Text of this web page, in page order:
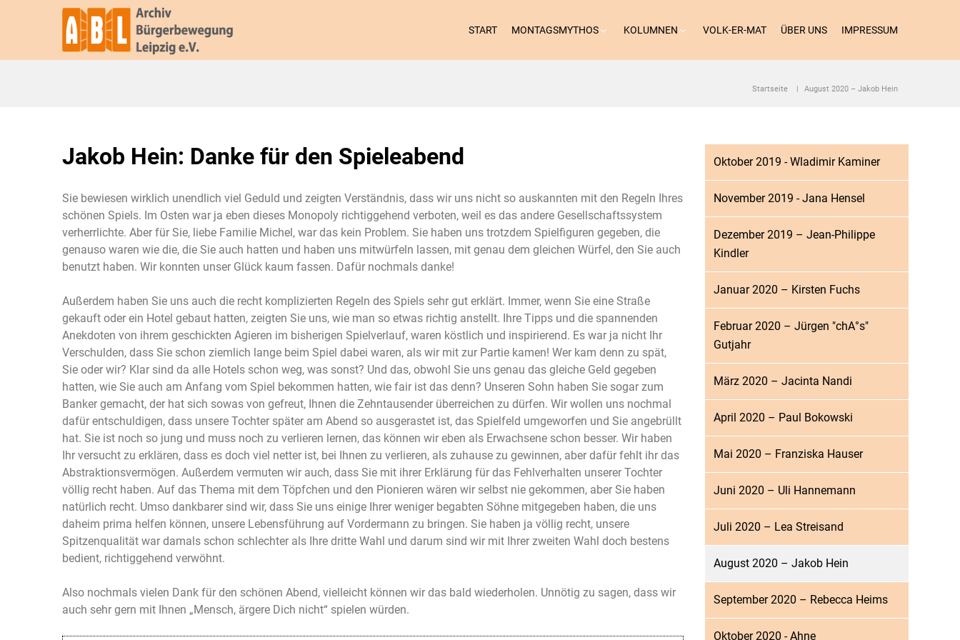
START MONTAGSMYTHOS KOLUMNEN VOLK-ER-MAT ÜBER UNS IMPRESSUM
Startseite August 2020 – Jakob Hein
Jakob Hein: Danke für den Spieleabend
Sie bewiesen wirklich unendlich viel Geduld und zeigten Verständnis, dass wir uns nicht so auskannten mit den Regeln Ihres
schönen Spiels. Im Osten war ja eben dieses Monopoly richtiggehend verboten, weil es das andere Gesellschaftssystem
verherrlichte. Aber für Sie, liebe Familie Michel, war das kein Problem. Sie haben uns trotzdem Spielfiguren gegeben, die
genauso waren wie die, die Sie auch hatten und haben uns mitwürfeln lassen, mit genau dem gleichen Würfel, den Sie auch
benutzt haben. Wir konnten unser Glück kaum fassen. Dafür nochmals danke!
Außerdem haben Sie uns auch die recht komplizierten Regeln des Spiels sehr gut erklärt. Immer, wenn Sie eine Straße
gekauft oder ein Hotel gebaut hatten, zeigten Sie uns, wie man so etwas richtig anstellt. Ihre Tipps und die spannenden
Anekdoten von ihrem geschickten Agieren im bisherigen Spielverlauf, waren köstlich und inspirierend. Es war ja nicht Ihr
Verschulden, dass Sie schon ziemlich lange beim Spiel dabei waren, als wir mit zur Partie kamen! Wer kam denn zu spät,
Sie oder wir? Klar sind da alle Hotels schon weg, was sonst? Und das, obwohl Sie uns genau das gleiche Geld gegeben
hatten, wie Sie auch am Anfang vom Spiel bekommen hatten, wie fair ist das denn? Unseren Sohn haben Sie sogar zum
Banker gemacht, der hat sich sowas von gefreut, Ihnen die Zehntausender überreichen zu dürfen. Wir wollen uns nochmal
dafür entschuldigen, dass unsere Tochter später am Abend so ausgerastet ist, das Spielfeld umgeworfen und Sie angebrüllt
hat. Sie ist noch so jung und muss noch zu verlieren lernen, das können wir eben als Erwachsene schon besser. Wir haben
Ihr versucht zu erklären, dass es doch viel netter ist, bei Ihnen zu verlieren, als zuhause zu gewinnen, aber dafür fehlt ihr das
Abstraktionsvermögen. Außerdem vermuten wir auch, dass Sie mit ihrer Erklärung für das Fehlverhalten unserer Tochter
völlig recht haben. Auf das Thema mit dem Töpfchen und den Pionieren wären wir selbst nie gekommen, aber Sie haben
natürlich recht. Umso dankbarer sind wir, dass Sie uns einige Ihrer weniger begabten Söhne mitgegeben haben, die uns
daheim prima helfen können, unsere Lebensführung auf Vordermann zu bringen. Sie haben ja völlig recht, unsere
Spitzenqualität war damals schon schlechter als Ihre dritte Wahl und darum sind wir mit Ihrer zweiten Wahl doch bestens
bedient, richtiggehend verwöhnt.
Also nochmals vielen Dank für den schönen Abend, vielleicht können wir das bald wiederholen. Unnötig zu sagen, dass wir
auch sehr gern mit Ihnen „Mensch, ärgere Dich nicht“ spielen würden.
Oktober 2019 - Wladimir Kaminer
November 2019 - Jana Hensel
Dezember 2019 – Jean-Philippe
Kindler
Januar 2020 – Kirsten Fuchs
Februar 2020 – Jürgen "chA°s"
Gutjahr
März 2020 – Jacinta Nandi
April 2020 – Paul Bokowski
Mai 2020 – Franziska Hauser
Juni 2020 – Uli Hannemann
Juli 2020 – Lea Streisand
August 2020 – Jakob Hein
September 2020 – Rebecca Heims
Oktober 2020 - Ahne